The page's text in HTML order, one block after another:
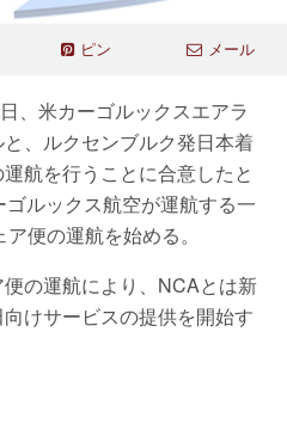
ピン メール
、米カーゴルックスエアラ
、ルクセンブルク発日本着
航を行うことに合意したと
ルックス航空が運航する一
便の運航を始める。
の運航により、NCAとは新
けサービスの提供を開始す